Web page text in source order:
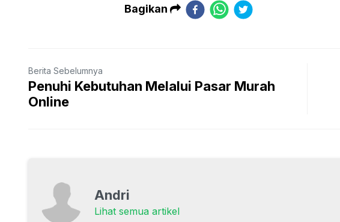
Bagikan
Berita Sebelumnya
Penuhi Kebutuhan Melalui Pasar Murah
Online
Andri
Lihat semua artikel